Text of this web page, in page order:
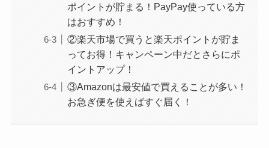
ポイントが貯まる！PayPay使っている方
はおすすめ！
②楽天市場で買うと楽天ポイントが貯ま
ってお得！キャンペーン中だとさらにポ
イントアップ！
③Amazonは最安値で買えることが多い！
お急ぎ便を使えばすぐ届く！